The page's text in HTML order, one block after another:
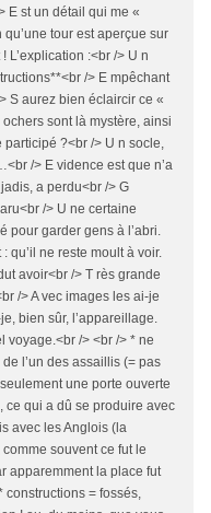
E st un détail qui me «
tour est aperçue sur
L’explication :<br /> U n
/> E mpêchant
S aurez bien éclaircir ce «
sont là mystère, ainsi
?<br /> U n socle,
/> E vidence est que n’a
a perdu<br /> G
/> U ne certaine
pour garder gens à l’abri.
qu’il ne reste moult à voir.
avoir<br /> T rès grande
/> A vec images les ai-je
bien sûr, l’appareillage.
voyage.<br /> <br /> * ne
l’un des assaillis (= pas
une porte ouverte
ce qui a dû se produire avec
avec les Anglois (la
souvent ce fut le
apparemment la place fut
constructions = fossés,